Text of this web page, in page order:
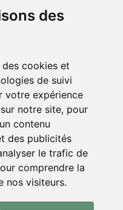
des
cookies et
de suivi
votre expérience
notre site, pour
contenu
des publicités
le trafic de
comprendre la
nos visiteurs.
de paiement
/ Livraison
Retrait à la pharmacie en Click
cyclo-urbaines à Liège
:
professionnel et